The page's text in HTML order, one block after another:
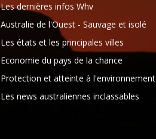
Les dernières infos Whv
Australie de l'Ouest - Sauvage et isolé
Les états et les principales villes
Economie du pays de la chance
Protection et atteinte à l'environnement
Les news australiennes inclassables